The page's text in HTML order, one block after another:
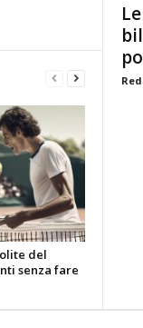
del
senza fare